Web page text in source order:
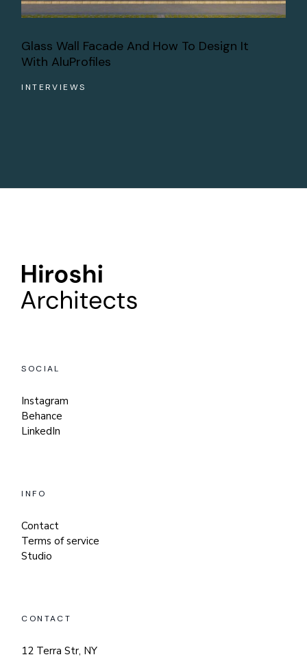
Glass Wall Facade And How To Design It
With AluProfiles
INTERVIEWS
SOCIAL
Instagram
Behance
LinkedIn
INFO
Contact
Terms of service
Studio
CONTACT
12 Terra Str, NY